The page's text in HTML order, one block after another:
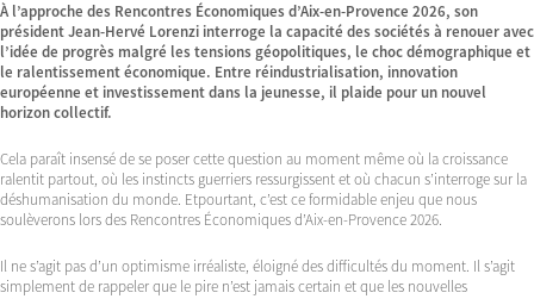
À l’approche des Rencontres Économiques d’Aix-en-Provence 2026, son
président Jean-Hervé Lorenzi interroge la capacité des sociétés à renouer avec
l’idée de progrès malgré les tensions géopolitiques, le choc démographique et
le ralentissement économique. Entre réindustrialisation, innovation
européenne et investissement dans la jeunesse, il plaide pour un nouvel
horizon collectif.
Cela paraît insensé de se poser cette question au moment même où la croissance
ralentit partout, où les instincts guerriers ressurgissent et où chacun s’interroge sur la
déshumanisation du monde. Etpourtant, c’est ce formidable enjeu que nous
soulèverons lors des Rencontres Économiques d’Aix-en-Provence 2026.
Il ne s’agit pas d’un optimisme irréaliste, éloigné des difficultés du moment. Il s’agit
simplement de rappeler que le pire n’est jamais certain et que les nouvelles